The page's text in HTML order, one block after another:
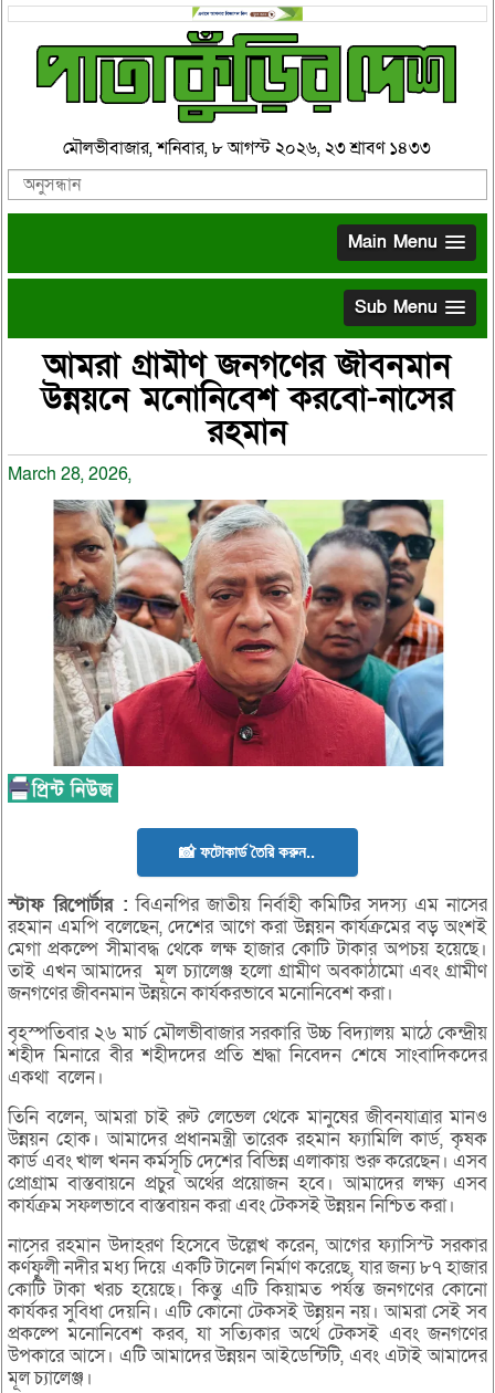
মৌলভীবাজার, শনিবার, ৮ আগস্ট ২০২৬, ২৩ শ্রাবণ ১৪৩৩
Main Menu
Sub Menu
আমরা গ্রামীণ জনগণের জীবনমান
উন্নয়নে মনোনিবেশ করবো-নাসের
রহমান
March 28, 2026,
📸 ফটোকার্ড তৈরি করুন..
স্টাফরিপোর্টার : বিএনপির জাতীয় নির্বাহী কমিটির সদস্য এম নাসের
রহমান এমপি বলেছেন, দেশের আগে করা উন্নয়ন কার্যক্রমের বড় অংশই
মেগা প্রকল্পে সীমাবদ্ধ থেকে লক্ষ হাজার কোটি টাকার অপচয় হয়েছে।
তাই এখন আমাদের মূল চ্যালেঞ্জ হলো গ্রামীণ অবকাঠামো এবং গ্রামীণ
জনগণের জীবনমান উন্নয়নে কার্যকরভাবে মনোনিবেশ করা।
বৃহস্পতিবার ২৬ মার্চ মৌলভীবাজার সরকারি উচ্চ বিদ্যালয় মাঠে কেন্দ্রীয়
শহীদ মিনারে বীর শহীদদের প্রতি শ্রদ্ধা নিবেদন শেষে সাংবাদিকদের
একথা বলেন।
তিনি বলেন, আমরা চাই রুট লেভেল থেকে মানুষের জীবনযাত্রার মানও
উন্নয়ন হোক। আমাদের প্রধানমন্ত্রী তারেক রহমান ফ্যামিলি কার্ড, কৃষক
কার্ড এবং খাল খনন কর্মসূচি দেশের বিভিন্ন এলাকায় শুরু করেছেন। এসব
প্রোগ্রাম বাস্তবায়নে প্রচুর অর্থের প্রয়োজন হবে। আমাদের লক্ষ্য এসব
কার্যক্রম সফলভাবে বাস্তবায়ন করা এবং টেকসই উন্নয়ন নিশ্চিত করা।
নাসের রহমান উদাহরণ হিসেবে উল্লেখ করেন, আগের ফ্যাসিস্ট সরকার
কর্ণফুলী নদীর মধ্য দিয়ে একটি টানেল নির্মাণ করেছে, যার জন্য ৮৭ হাজার
কোটি টাকা খরচ হয়েছে। কিন্তু এটি কিয়ামত পর্যন্ত জনগণের কোনো
কার্যকর সুবিধা দেয়নি। এটি কোনো টেকসই উন্নয়ন নয়। আমরা সেই সব
প্রকল্পে মনোনিবেশ করব, যা সত্যিকার অর্থে টেকসই এবং জনগণের
উপকারে আসে। এটি আমাদের উন্নয়ন আইডেন্টিটি, এবং এটাই আমাদের
মূল চ্যালেঞ্জ।